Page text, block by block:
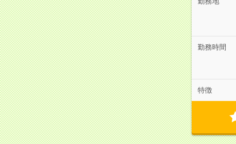
勤務時間
特徴